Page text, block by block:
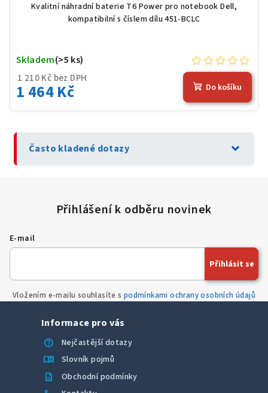
Kvalitní náhradní baterie T6 Power pro notebook Dell,
kompatibilní s číslem dílu 451-BCLC
1 210 Kč bez DPH
1 464 Kč
Skladem(>5 ks)
Do košíku
Často kladené dotazy expand_more
E-mail
Vložením e-mailu souhlasíte s podmínkami ochrany osobních údajů
Přihlásit se
Informace pro vás
help
Nejčastější dotazy
menu_book Slovník pojmů
description Obchodní podmínky